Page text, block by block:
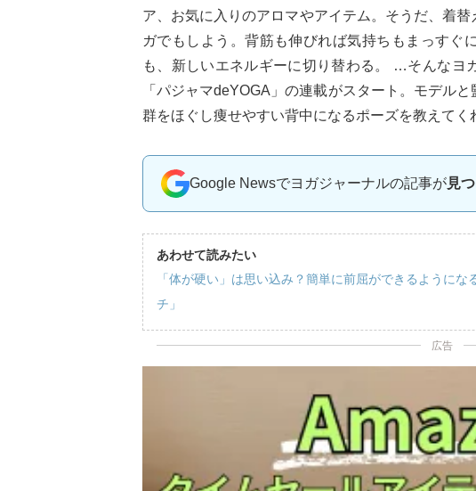
ア、お気に入りのアロマやアイテム。そうだ、着
ガでもしよう。背筋も伸びれば気持ちもまっすぐ
も、新しいエネルギーに切り替わる。 …そんなヨ
「パジャマdeYOGA」の連載がスタート。モデル
群をほぐし痩せやすい背中になるポーズを教えてく
Google Newsでヨガジャーナルの記事が見
あわせて読みたい
「体が硬い」は思い込み？簡単に前屈ができるように
チ」
広告